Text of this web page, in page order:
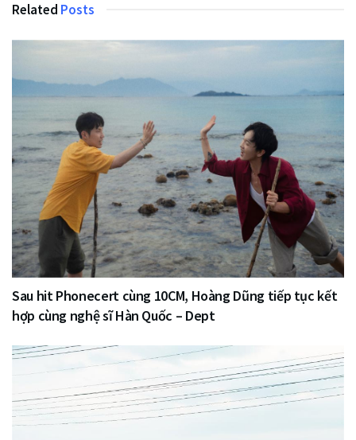
Related Posts
Sau hit Phonecert cùng 10CM, Hoàng Dũng tiếp tục kết
hợp cùng nghệ sĩ Hàn Quốc – Dept